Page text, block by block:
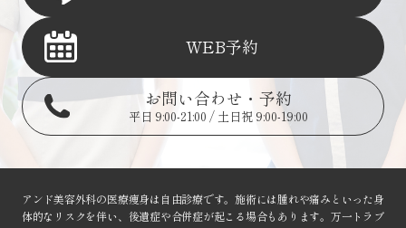
WEB予約
お問い合わせ・予約
平日 9:00-21:00 / 土日祝 9:00-19:00
アンド美容外科の医療痩身は自由診療です。施術には腫れや痛みといった身
体的なリスクを伴い、後遺症や合併症が起こる場合もあります。万一トラブ